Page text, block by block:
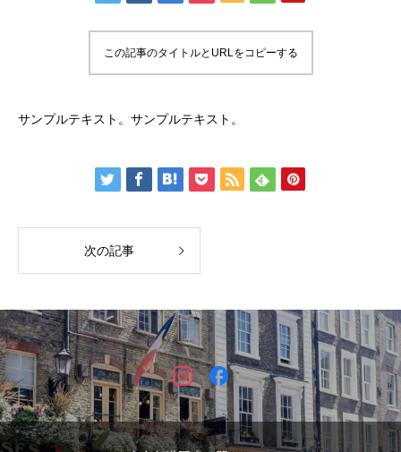
この記事のタイトルとURLをコピーする
サンプルテキスト。サンプルテキスト。
次の記事